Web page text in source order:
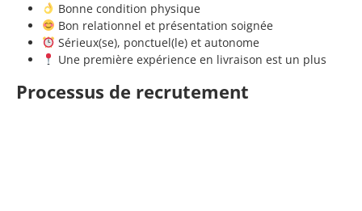
Bonne condition physique
Bon relationnel et présentation soignée
Sérieux(se), ponctuel(le) et autonome
Une première expérience en livraison est un plus
Processus de recrutement